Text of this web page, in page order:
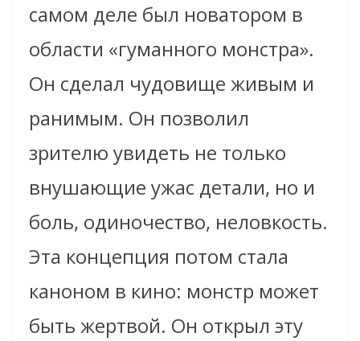
самом деле был новатором в
области «гуманного монстра».
Он сделал чудовище живым и
ранимым. Он позволил
зрителю увидеть не только
внушающие ужас детали, но и
боль, одиночество, неловкость.
Эта концепция потом стала
каноном в кино: монстр может
быть жертвой. Он открыл эту